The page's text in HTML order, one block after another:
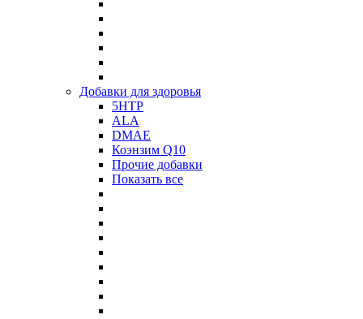
Добавки для здоровья
5HTP
ALA
DMAE
Коэнзим Q10
Прочие добавки
Показать все